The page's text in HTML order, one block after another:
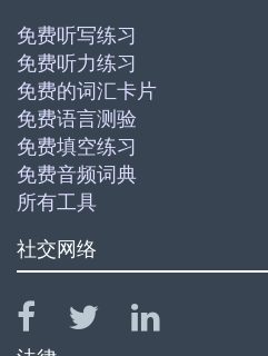
免费听写练习
免费听力练习
免费的词汇卡片
免费语言测验
免费填空练习
免费音频词典
所有工具
社交网络